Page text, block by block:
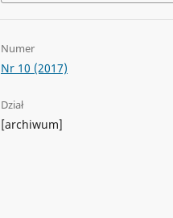
Numer
Nr 10 (2017)
Dział
[archiwum]